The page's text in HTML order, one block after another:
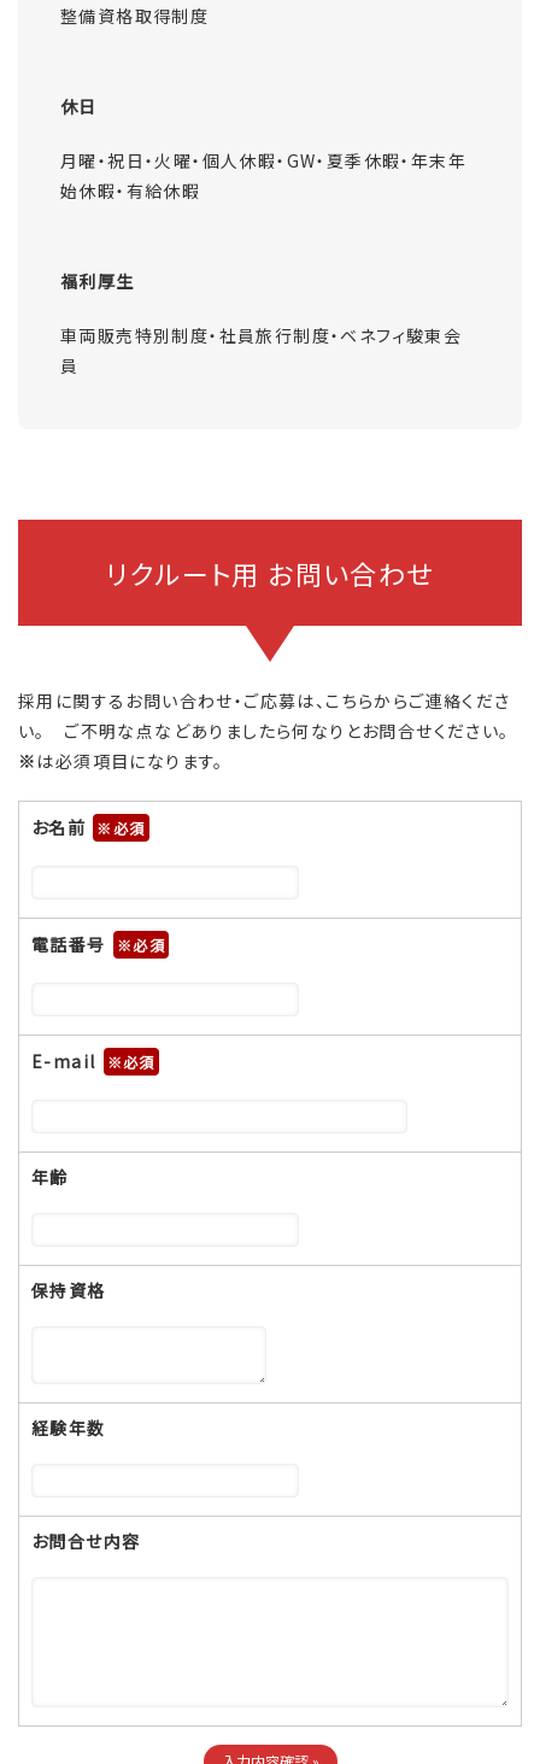
整備資格取得制度
休日
月曜・祝日・火曜・個人休暇・GW・夏季休暇・年末年
始休暇・有給休暇
福利厚生
車両販売特別制度・社員旅行制度・ベネフィ駿東会
員
リクルート用 お問い合わせ
採用に関するお問い合わせ・ご応募は、こちらからご連絡くださ
い。 ご不明な点などありましたら何なりとお問合せください。
※ は必須項目になります。
お名前 ※
電話番号 ※
E-mail ※
年齢
保持資格
経験年数
お問合せ内容